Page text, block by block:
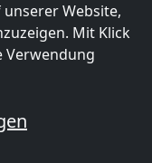
Website,
Mit Klick
Verwendung